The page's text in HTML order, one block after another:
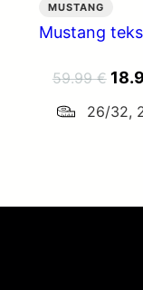
MUSTANG
Mustang
59.99€
oli:
26/32,